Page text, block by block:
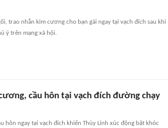
trao nhẫn kim cương cho bạn gái ngay tại vạch đích sau khi
ý trên mạng xã hội.
cầu hôn tại vạch đích đường chạy
hôn ngay tại vạch đích khiến Thùy Linh xúc động bật khóc